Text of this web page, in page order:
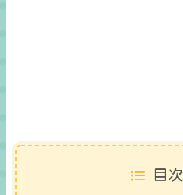
目次